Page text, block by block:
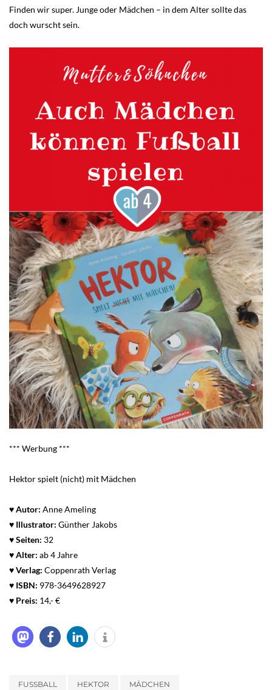
Finden wir super. Junge oder Mädchen – in dem Alter sollte das
doch wurscht sein.
*** Werbung ***
Hektor spielt (nicht) mit Mädchen
♥ Autor: Anne Ameling
♥ Illustrator: Günther Jakobs
♥ Seiten: 32
♥Alter: ab 4 Jahre
♥ Verlag: Coppenrath Verlag
♥ ISBN: 978-3649628927
♥ Preis: 14,- €
FUSSBALL HEKTOR MÄDCHEN